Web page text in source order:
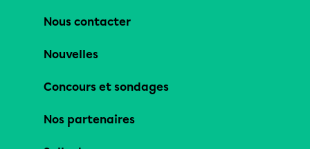
Nous contacter
Nouvelles
Concours et sondages
Nos partenaires